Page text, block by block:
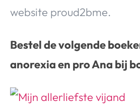
website proud2bme.
Bestel de volgende
anorexia en pro Ana bij